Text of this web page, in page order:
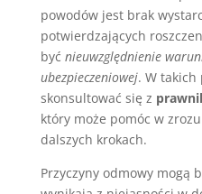
powodów jest brak
potwierdzających
być nieuwzględnienie
ubezpieczeniowej. W takich
skonsultować się z
który może pomóc w
dalszych krokach.
Przyczyny odmowy mogą